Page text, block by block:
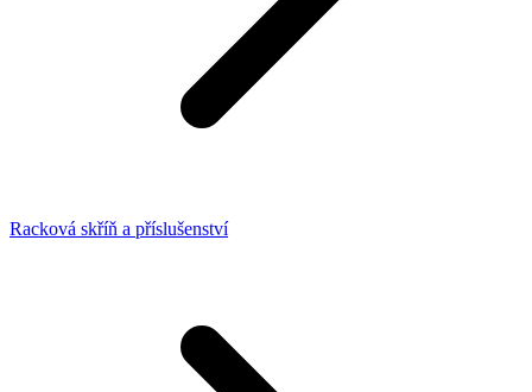
Racková skříň a příslušenství